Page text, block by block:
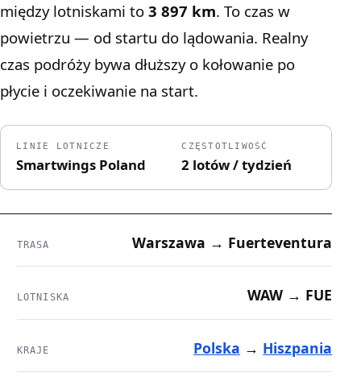
między lotniskami to 3 897 km. To czas w
powietrzu — od startu do lądowania. Realny
czas podróży bywa dłuższy o kołowanie po
płycie i oczekiwanie na start.
LINIE LOTNICZE
Smartwings Poland
CZĘSTOTLIWOŚĆ
2 lotów / tydzień
TRASA Warszawa → Fuerteventura
LOTNISKA WAW → FUE
KRAJE Polska → Hiszpania